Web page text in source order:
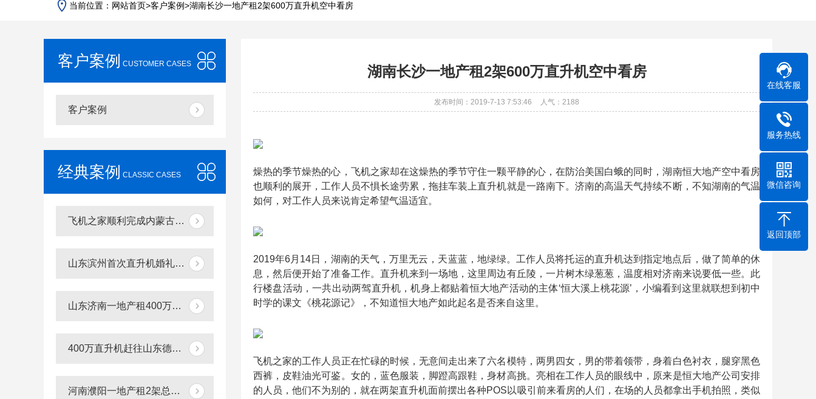
当前位置： 网站首页>客户案例>湖南长沙一地产租2架600万直升机空中看房
客户案例 CUSTOMER CASES
客户案例
经典案例 CLASSIC CASES
飞机之家顺利完成内蒙古赤峰河北承德航空测绘
山东滨州首次直升机婚礼接新娘到淄博中式直升机婚礼亮相
山东济南一地产租400万直升机空中看泉城
400万直升机赶往山东德州防治美国白蛾
河南濮阳一地产租2架总价3000万直升机空中看房
湖南长沙一地产租2架600万直升机空中看房
发布时间：2019-7-13 7:53:46 人气： 2188
燥热的季节燥热的心，飞机之家却在这燥热的季节守住一颗平静的心，在防治美国白蛾的同时，湖南恒大地产空中看房
也顺利的展开，工作人员不惧长途劳累，拖挂车装上直升机就是一路南下。济南的高温天气持续不断，不知湖南的气温
如何，对工作人员来说肯定希望气温适宜。
2019年6月14日，湖南的天气，万里无云，天蓝蓝，地绿绿。工作人员将托运的直升机达到指定地点后，做了简单的休
息，然后便开始了准备工作。直升机来到一场地，这里周边有丘陵，一片树木绿葱葱，温度相对济南来说要低一些。此
行楼盘活动，一共出动两驾直升机，机身上都贴着恒大地产活动的主体‘恒大溪上桃花源’，小编看到这里就联想到初中
时学的课文《桃花源记》，不知道恒大地产如此起名是否来自这里。
飞机之家的工作人员正在忙碌的时候，无意间走出来了六名模特，两男四女，男的带着领带，身着白色衬衣，腿穿黑色
西裤，皮鞋油光可鉴。女的，蓝色服装，脚蹬高跟鞋，身材高挑。亮相在工作人员的眼线中，原来是恒大地产公司安排
的人员，他们不为别的，就在两架直升机面前摆出各种POS以吸引前来看房的人们，在场的人员都拿出手机拍照，类似
在线客服
服务热线
微信咨询
返回顶部